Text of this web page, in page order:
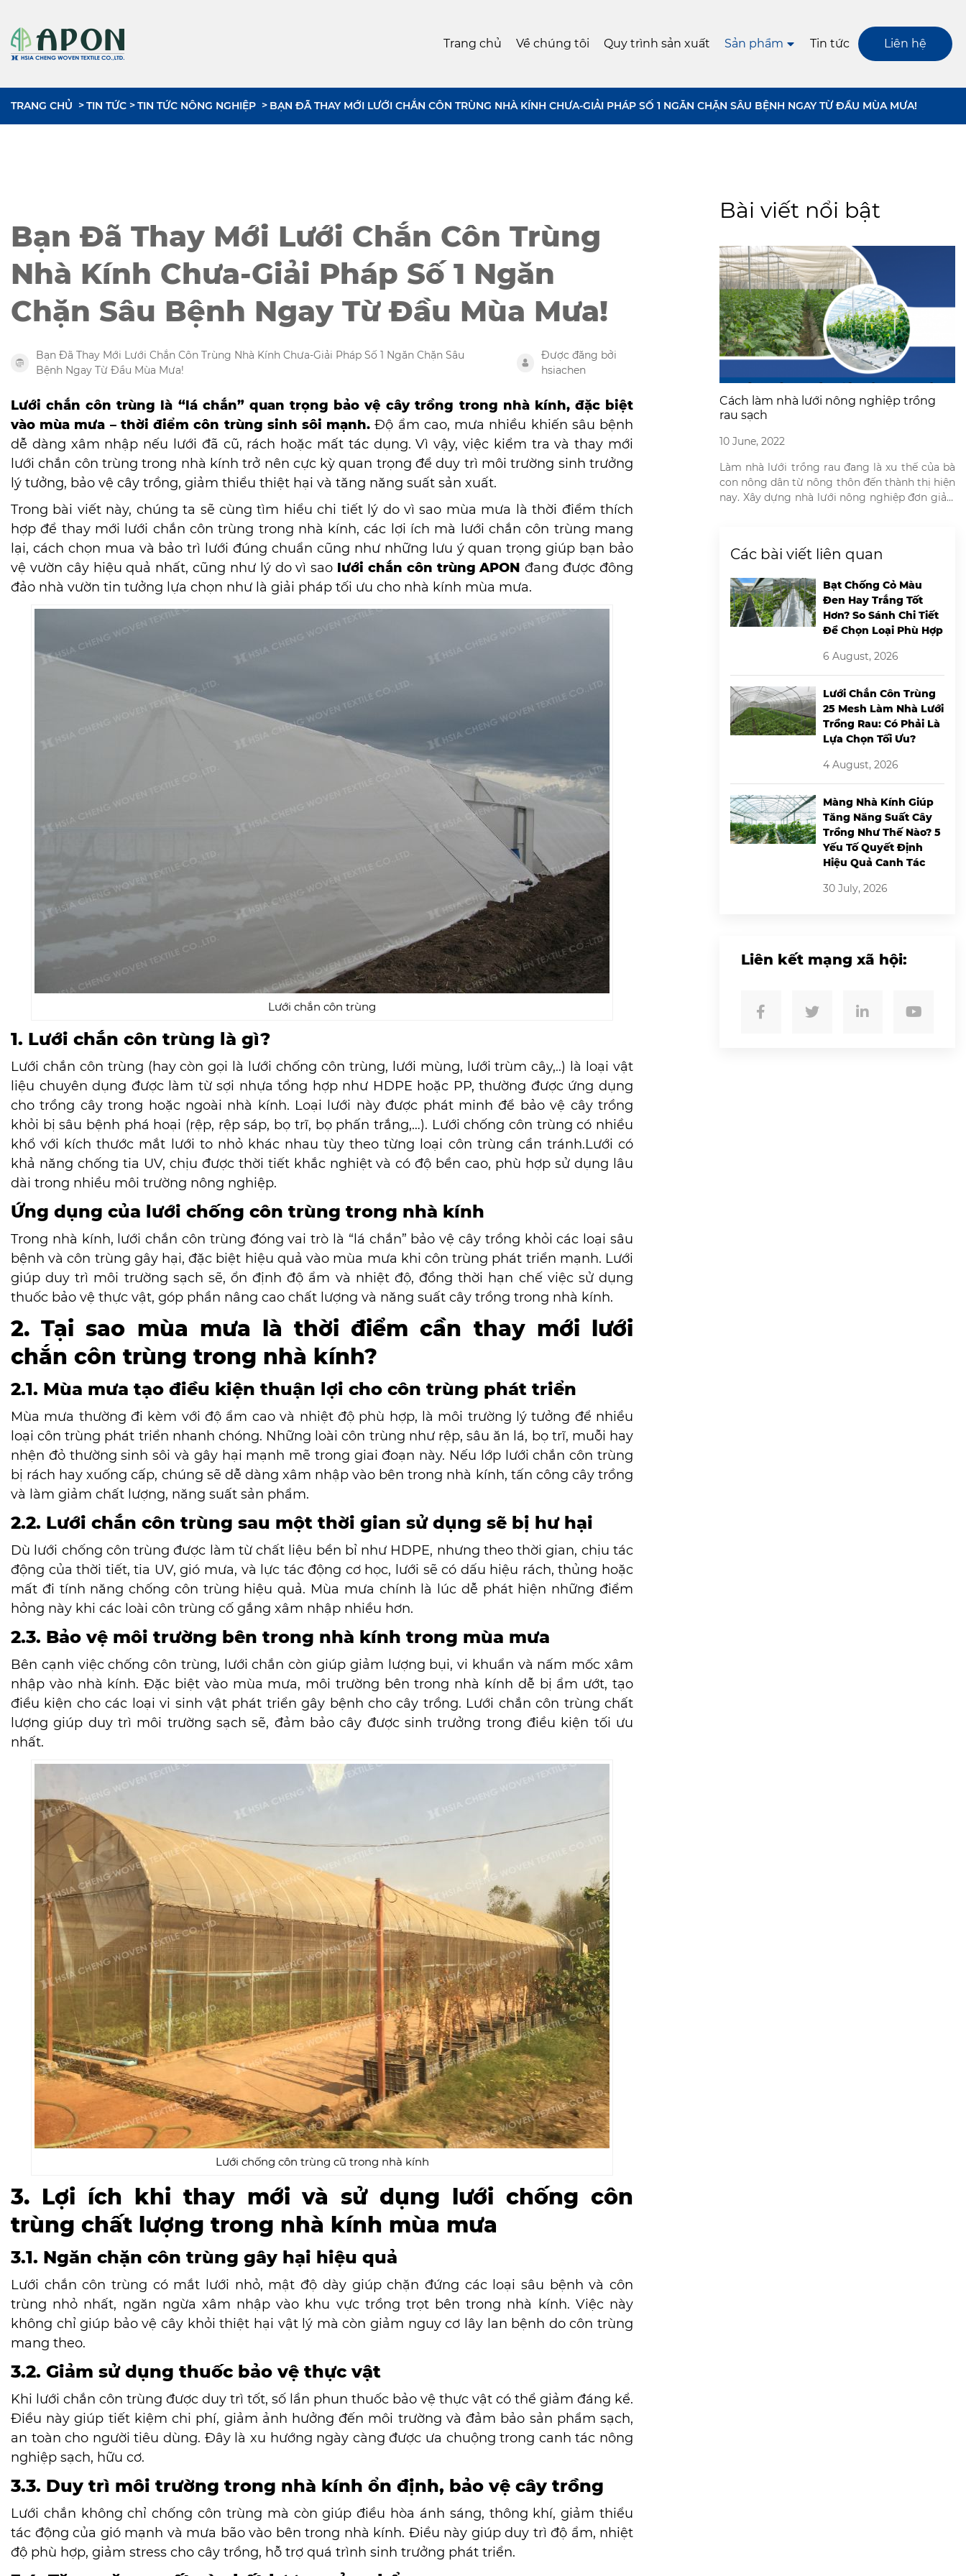
Trang chủ Về chúng tôi Quy trình sản xuất Sản phẩm Tin tức Liên hệ
TRANG CHỦ TIN TỨC TIN TỨC NÔNG NGHIỆP BẠN ĐÃ THAY MỚI LƯỚI CHẮN CÔN TRÙNG NHÀ KÍNH CHƯA-GIẢI PHÁP SỐ 1 NGĂN CHẶN SÂU BỆNH NGAY TỪ ĐẦU MÙA MƯA!
Bạn Đã Thay Mới Lưới Chắn Côn Trùng
Nhà Kính Chưa-Giải Pháp Số 1 Ngăn
Chặn Sâu Bệnh Ngay Từ Đầu Mùa Mưa!
Bạn Đã Thay Mới Lưới Chắn Côn Trùng Nhà Kính Chưa-Giải Pháp Số 1 Ngăn Chặn Sâu
Bệnh Ngay Từ Đầu Mùa Mưa!
Được đăng bởi
hsiachen
Lưới chắn côn trùng là “lá chắn” quan trọng bảo vệ cây trồng trong nhà kính, đặc biệt
vào mùa mưa – thời điểm côn trùng sinh sôi mạnh. Độ ẩm cao, mưa nhiều khiến sâu bệnh
dễ dàng xâm nhập nếu lưới đã cũ, rách hoặc mất tác dụng. Vì vậy, việc kiểm tra và thay mới
lưới chắn côn trùng trong nhà kính trở nên cực kỳ quan trọng để duy trì môi trường sinh trưởng
lý tưởng, bảo vệ cây trồng, giảm thiểu thiệt hại và tăng năng suất sản xuất.
Trong bài viết này, chúng ta sẽ cùng tìm hiểu chi tiết lý do vì sao mùa mưa là thời điểm thích
hợp để thay mới lưới chắn côn trùng trong nhà kính, các lợi ích mà lưới chắn côn trùng mang
lại, cách chọn mua và bảo trì lưới đúng chuẩn cũng như những lưu ý quan trọng giúp bạn bảo
vệ vườn cây hiệu quả nhất, cũng như lý do vì sao lưới chắn côn trùng APON đang được đông
đảo nhà vườn tin tưởng lựa chọn như là giải pháp tối ưu cho nhà kính mùa mưa.
Lưới chắn côn trùng
1. Lưới chắn côn trùng là gì?
Lưới chắn côn trùng (hay còn gọi là lưới chống côn trùng, lưới mùng, lưới trùm cây,..) là loại vật
liệu chuyên dụng được làm từ sợi nhựa tổng hợp như HDPE hoặc PP, thường được ứng dụng
cho trồng cây trong hoặc ngoài nhà kính. Loại lưới này được phát minh để bảo vệ cây trồng
khỏi bị sâu bệnh phá hoại (rệp, rệp sáp, bọ trĩ, bọ phấn trắng,…). Lưới chống côn trùng có nhiều
khổ với kích thước mắt lưới to nhỏ khác nhau tùy theo từng loại côn trùng cần tránh.Lưới có
khả năng chống tia UV, chịu được thời tiết khắc nghiệt và có độ bền cao, phù hợp sử dụng lâu
dài trong nhiều môi trường nông nghiệp.
Ứng dụng của lưới chống côn trùng trong nhà kính
Trong nhà kính, lưới chắn côn trùng đóng vai trò là “lá chắn” bảo vệ cây trồng khỏi các loại sâu
bệnh và côn trùng gây hại, đặc biệt hiệu quả vào mùa mưa khi côn trùng phát triển mạnh. Lưới
giúp duy trì môi trường sạch sẽ, ổn định độ ẩm và nhiệt độ, đồng thời hạn chế việc sử dụng
thuốc bảo vệ thực vật, góp phần nâng cao chất lượng và năng suất cây trồng trong nhà kính.
2. Tại sao mùa mưa là thời điểm cần thay mới lưới
chắn côn trùng trong nhà kính?
2.1. Mùa mưa tạo điều kiện thuận lợi cho côn trùng phát triển
Mùa mưa thường đi kèm với độ ẩm cao và nhiệt độ phù hợp, là môi trường lý tưởng để nhiều
loại côn trùng phát triển nhanh chóng. Những loài côn trùng như rệp, sâu ăn lá, bọ trĩ, muỗi hay
nhện đỏ thường sinh sôi và gây hại mạnh mẽ trong giai đoạn này. Nếu lớp lưới chắn côn trùng
bị rách hay xuống cấp, chúng sẽ dễ dàng xâm nhập vào bên trong nhà kính, tấn công cây trồng
và làm giảm chất lượng, năng suất sản phẩm.
2.2. Lưới chắn côn trùng sau một thời gian sử dụng sẽ bị hư hại
Dù lưới chống côn trùng được làm từ chất liệu bền bỉ như HDPE, nhưng theo thời gian, chịu tác
động của thời tiết, tia UV, gió mưa, và lực tác động cơ học, lưới sẽ có dấu hiệu rách, thủng hoặc
mất đi tính năng chống côn trùng hiệu quả. Mùa mưa chính là lúc dễ phát hiện những điểm
hỏng này khi các loài côn trùng cố gắng xâm nhập nhiều hơn.
2.3. Bảo vệ môi trường bên trong nhà kính trong mùa mưa
Bên cạnh việc chống côn trùng, lưới chắn còn giúp giảm lượng bụi, vi khuẩn và nấm mốc xâm
nhập vào nhà kính. Đặc biệt vào mùa mưa, môi trường bên trong nhà kính dễ bị ẩm ướt, tạo
điều kiện cho các loại vi sinh vật phát triển gây bệnh cho cây trồng. Lưới chắn côn trùng chất
lượng giúp duy trì môi trường sạch sẽ, đảm bảo cây được sinh trưởng trong điều kiện tối ưu
nhất.
Lưới chống côn trùng cũ trong nhà kính
3. Lợi ích khi thay mới và sử dụng lưới chống côn
trùng chất lượng trong nhà kính mùa mưa
3.1. Ngăn chặn côn trùng gây hại hiệu quả
Lưới chắn côn trùng có mắt lưới nhỏ, mật độ dày giúp chặn đứng các loại sâu bệnh và côn
trùng nhỏ nhất, ngăn ngừa xâm nhập vào khu vực trồng trọt bên trong nhà kính. Việc này
không chỉ giúp bảo vệ cây khỏi thiệt hại vật lý mà còn giảm nguy cơ lây lan bệnh do côn trùng
mang theo.
3.2. Giảm sử dụng thuốc bảo vệ thực vật
Khi lưới chắn côn trùng được duy trì tốt, số lần phun thuốc bảo vệ thực vật có thể giảm đáng kể.
Điều này giúp tiết kiệm chi phí, giảm ảnh hưởng đến môi trường và đảm bảo sản phẩm sạch,
an toàn cho người tiêu dùng. Đây là xu hướng ngày càng được ưa chuộng trong canh tác nông
nghiệp sạch, hữu cơ.
3.3. Duy trì môi trường trong nhà kính ổn định, bảo vệ cây trồng
Lưới chắn không chỉ chống côn trùng mà còn giúp điều hòa ánh sáng, thông khí, giảm thiểu
tác động của gió mạnh và mưa bão vào bên trong nhà kính. Điều này giúp duy trì độ ẩm, nhiệt
độ phù hợp, giảm stress cho cây trồng, hỗ trợ quá trình sinh trưởng phát triển.
Bài viết nổi bật
Cách làm nhà lưới nông nghiệp trồng
rau sạch
10 June, 2022
Làm nhà lưới trồng rau đang là xu thế của bà
con nông dân từ nông thôn đến thành thị hiện
nay. Xây dựng nhà lưới nông nghiệp đơn giản,
Các bài viết liên quan
Bạt Chống Cỏ Màu
Đen Hay Trắng Tốt
Hơn? So Sánh Chi Tiết
Để Chọn Loại Phù Hợp
6 August, 2026
Lưới Chắn Côn Trùng
25 Mesh Làm Nhà Lưới
Trồng Rau: Có Phải Là
Lựa Chọn Tối Ưu?
4 August, 2026
Màng Nhà Kính Giúp
Tăng Năng Suất Cây
Trồng Như Thế Nào? 5
Yếu Tố Quyết Định
Hiệu Quả Canh Tác
30 July, 2026
Liên kết mạng xã hội: